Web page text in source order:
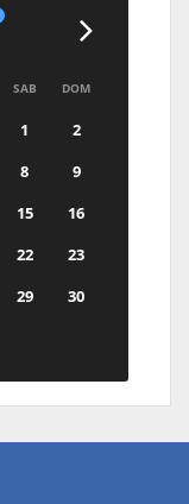
SAB DOM
1
2
8
9
15
16
22
23
29
30